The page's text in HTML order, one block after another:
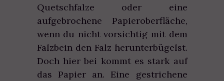
Quetschfalze oder eine
aufgebrochene Papieroberfläche,
wenn du nicht vorsichtig mit dem
Falzbein den Falz herunterbügelst.
Doch hier bei kommt es stark auf
das Papier an. Eine gestrichene